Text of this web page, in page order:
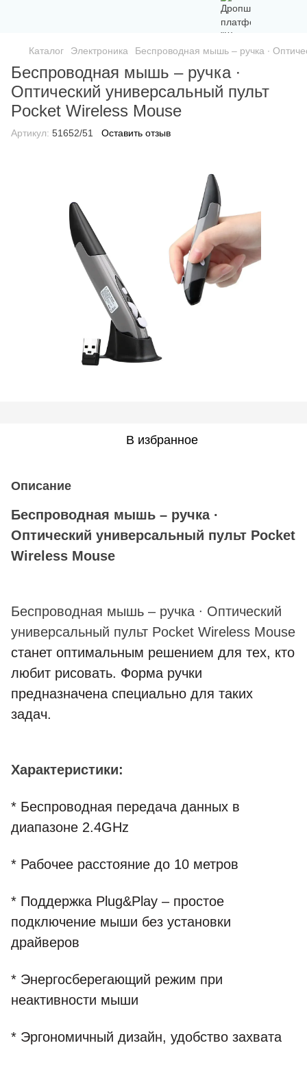
Каталог Электроника Беспроводная мышь – ручка ∙
Беспроводная мышь – ручка ∙
Оптический универсальный пульт
Pocket Wireless Mouse
Артикул: 51652/51 Оставить отзыв
В избранное
Описание
Беспроводная мышь – ручка ∙
Оптический универсальный пульт Pocket
Wireless Mouse
Беспроводная мышь – ручка ∙ Оптический
универсальный пульт Pocket Wireless Mouse
станет оптимальным решением для тех, кто
любит рисовать. Форма ручки
предназначена специально для таких
задач.
Характеристики:
* Беспроводная передача данных в
диапазоне 2.4GHz
* Рабочее расстояние до 10 метров
* Поддержка Plug&Play – простое
подключение мыши без установки
драйверов
* Энергосберегающий режим при
неактивности мыши
* Эргономичный дизайн, удобство захвата